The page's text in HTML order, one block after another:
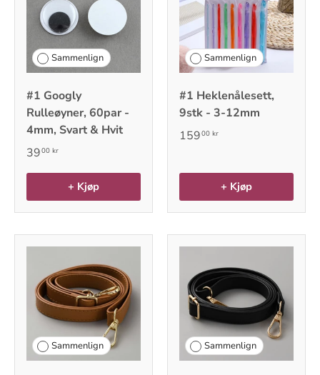
Sammenlign
#1 Googly
Rulleøyner, 60par -
4mm, Svart & Hvit
3900 kr
+ Kjøp
Sammenlign
#1 Heklenålesett,
9stk - 3-12mm
15900 kr
+ Kjøp
Sammenlign Sammenlign